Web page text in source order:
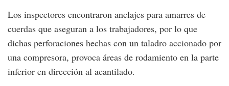
Los inspectores encontraron anclajes para amarres de
cuerdas que aseguran a los trabajadores, por lo que
dichas perforaciones hechas con un taladro accionado por
una compresora, provoca áreas de rodamiento en la parte
inferior en dirección al acantilado.